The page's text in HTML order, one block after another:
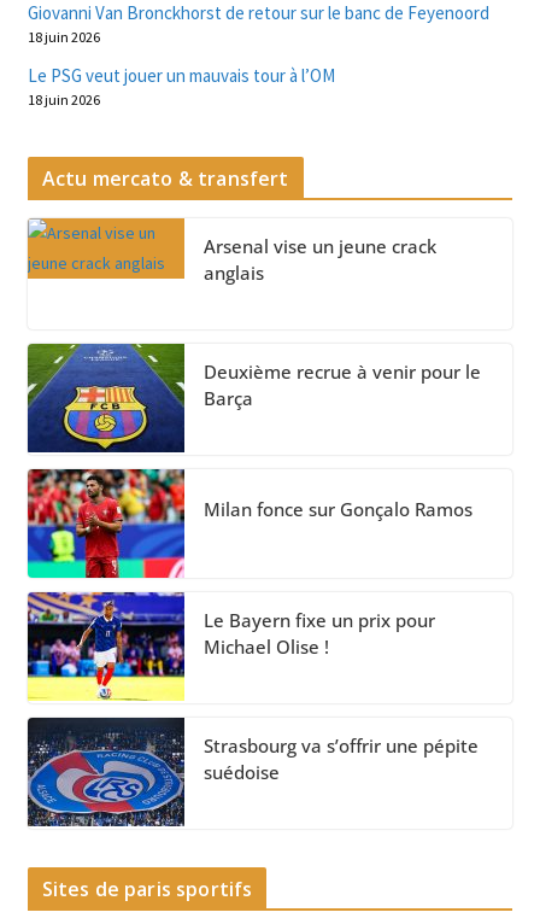
Giovanni Van Bronckhorst de retour sur le banc de Feyenoord
18 juin 2026
Le PSG veut jouer un mauvais tour à l’OM
18 juin 2026
Actu mercato & transfert
Arsenal vise un jeune crack
anglais
Deuxième recrue à venir pour le
Barça
Milan fonce sur Gonçalo Ramos
Le Bayern fixe un prix pour
Michael Olise !
Strasbourg va s’offrir une pépite
suédoise
Sites de paris sportifs